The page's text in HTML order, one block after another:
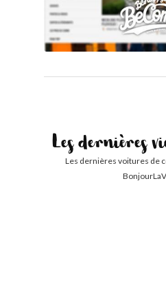
Les dernières
Les dernières voitures de